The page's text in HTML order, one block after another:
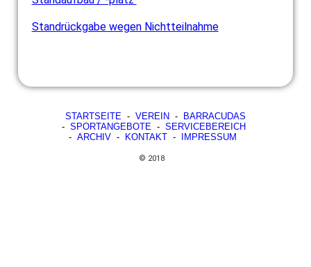
Standrückgabe wegen Nichtteilnahme
STARTSEITE- VEREIN -
BARRACUDAS
-SPORTANGEBOTE -SERVICEBEREICH
- ARCHIV- KONTAKT- IMPRESSUM
© 2018